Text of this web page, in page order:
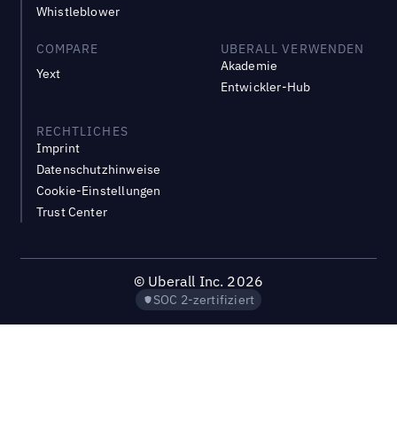
Whistleblower
COMPARE
Yext
UBERALL VERWENDEN
Akademie
Entwickler-Hub
RECHTLICHES
Imprint
Datenschutzhinweise
Cookie-Einstellungen
Trust Center
© Uberall Inc. 2026
SOC 2-zertifiziert